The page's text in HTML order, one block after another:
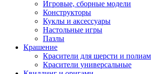
Игровые, сборные модели
Конструкторы
Куклы и аксессуары
Настольные игры
Пазлы
Крашение
Красители для шерсти и
Красители универсальные